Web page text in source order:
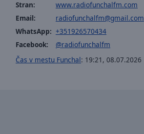
Color
Opacity
Stran:
www.radiofunchalfm.com
Email:
radiofunchalfm@gmail.com
WhatsApp: +351926570434
Facebook:
@radiofunchalfm
Čas v mestu Funchal: 19:21 , 08.07.2026